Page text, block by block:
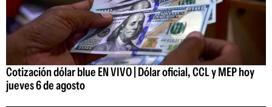
Cotización dólar blue EN VIVO | Dólar oficial, CCL y MEP hoy
jueves 6 de agosto